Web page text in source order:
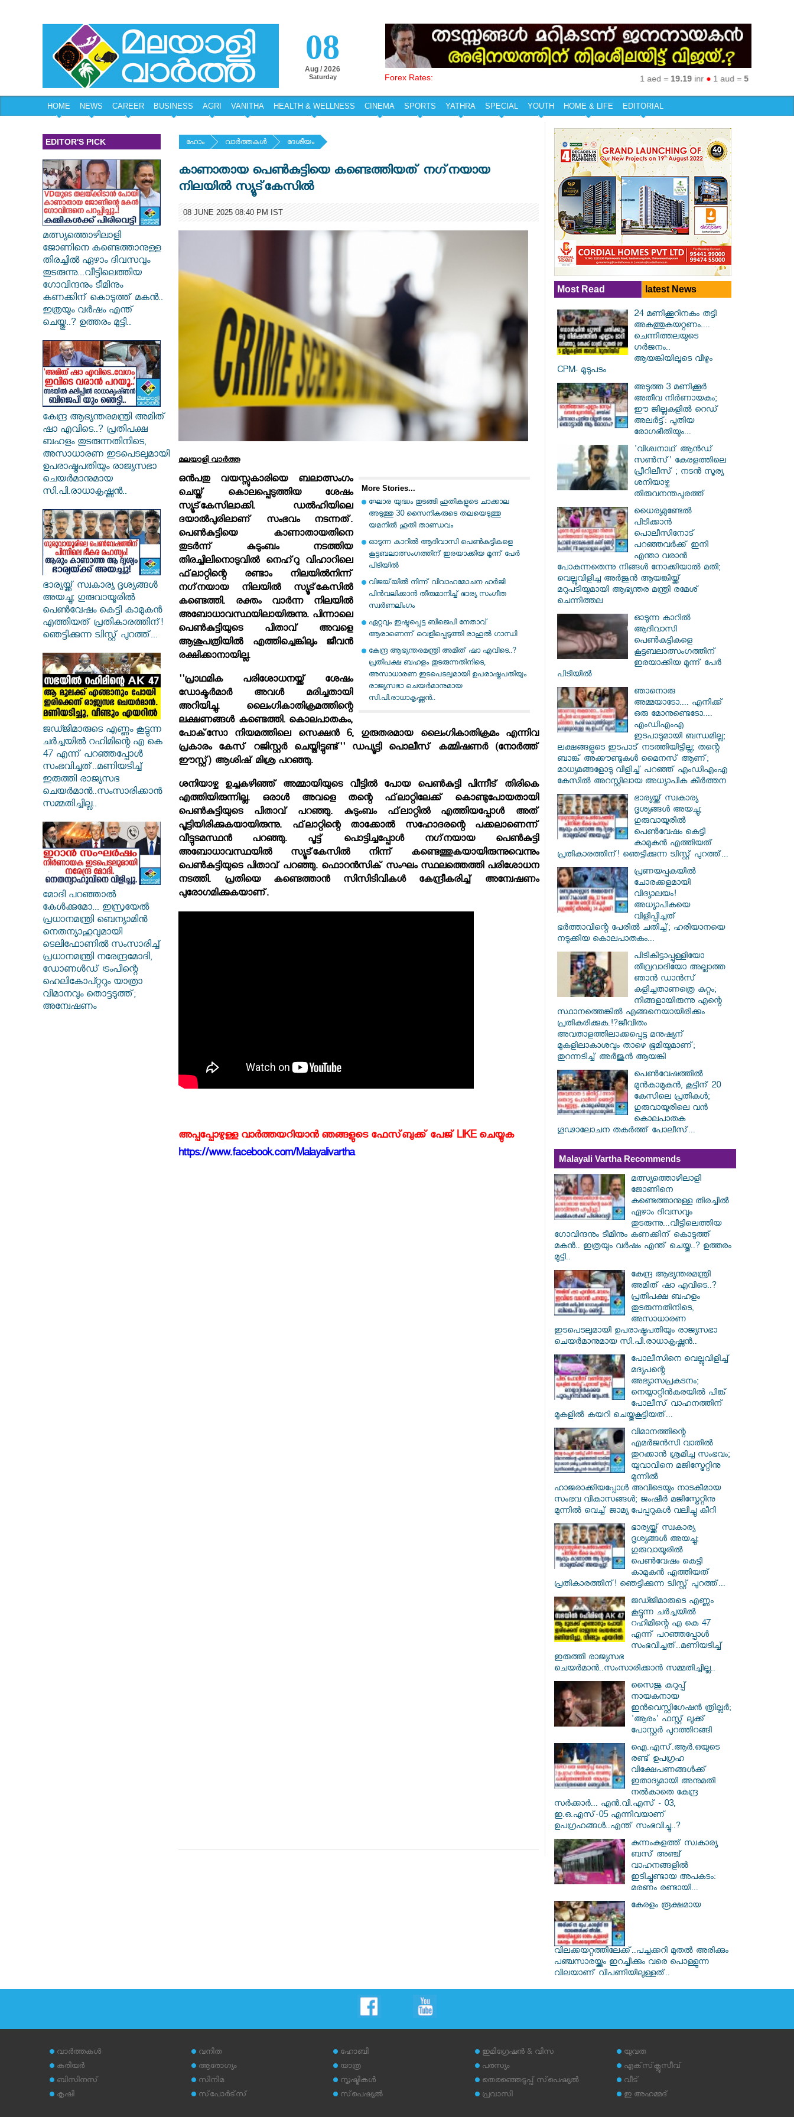
08
Aug / 2026
Saturday Forex Rates: 1 aed =19.19inr ●1 aud =50.27
HOME NEWS CAREER BUSINESS AGRI VANITHA HEALTH & WELLNESS CINEMA SPORTS YATHRA SPECIAL YOUTH HOME & LIFE EDITORIAL
EDITOR'S PICK
മത്സ്യത്തൊഴിലാളി
ജോണിനെ കണ്ടെത്താനുള്ള
തിരച്ചിൽ ഏഴാം ദിവസവും
തുടരുന്നു...വീട്ടിലെത്തിയ
ഗോവിന്ദനും ടീമിനും
കണക്കിന് കൊടുത്ത് മകൻ..
ഇത്രയും വർഷം എന്ത്
ചെയ്തു..? ഉത്തരം മുട്ടി..
കേന്ദ്ര ആഭ്യന്തരമന്ത്രി അമിത്
ഷാ എവിടെ..? പ്രതിപക്ഷ
ബഹളം തുടരുന്നതിനിടെ,
അസാധാരണ ഇടപെടലുമായി
ഉപരാഷ്ട്രപതിയും രാജ്യസഭാ
ചെയർമാനുമായ
സി.പി.രാധാകൃഷ്ണൻ..
ഭാര്യയ്ക്ക് സ്വകാര്യ ദൃശ്യങ്ങൾ
അയച്ചു; ഗുരുവായൂരിൽ
പെൺവേഷം കെട്ടി കാമുകൻ
എത്തിയത് പ്രതികാരത്തിന്!
ഞെട്ടിക്കുന്ന ട്വിസ്റ്റ് പുറത്ത്...
ജഡ്ജിമാരുടെ എണ്ണം കൂട്ടുന്ന
ചർച്ചയിൽ റഹിമിന്റെ എ കെ
47 എന്ന് പറഞ്ഞപ്പോൾ
സംഭവിച്ചത്..മണിയടിച്ച്
ഇരുത്തി രാജ്യസഭ
ചെയർമാൻ..സംസാരിക്കാൻ
സമ്മതിച്ചില്ല..
മോദി പറഞ്ഞാൽ
കേൾക്കുമോ... ഇസ്രയേൽ
പ്രധാനമന്ത്രി ബെന്യാമിൻ
നെതന്യാഹുവുമായി
ടെലിഫോണിൽ സംസാരിച്ച്
പ്രധാനമന്ത്രി നരേന്ദ്രമോദി,
ഡോണൾഡ് ട്രംപിന്റെ
ഹെലികോപ്റ്ററും യാത്രാ
വിമാനവും തൊട്ടടുത്ത്;
അന്വേഷണം
ഹോം വാര്‍ത്തകള്‍ ദേശീയം
കാണാതായ പെണ്‍കുട്ടിയെ കണ്ടെത്തിയത് നഗ്‌നയായ
നിലയില്‍ സ്യൂട്‌കേസില്‍
08 JUNE 2025 08:40 PM IST
മലയാളി വാര്‍ത്ത
More Stories...
ഘോര യുദ്ധം തുടങ്ങി ഹൂതികളുടെ ചാക്കാല
അടുത്തു 30 സൈനികരുടെ തലയെടുത്തു
യമനിൽ ഹൂതി താണ്ഡവം
ഓടുന്ന കാറില്‍ ആദിവാസി പെണ്‍കുട്ടികളെ
കൂട്ടബലാത്സംഗത്തിന് ഇരയാക്കിയ മൂന്ന് പേര്‍
പിടിയില്‍
വിജയ്‌യില്‍ നിന്ന് വിവാഹമോചന ഹര്‍ജി
പിന്‍വലിക്കാന്‍ തീരുമാനിച്ച് ഭാര്യ സംഗീത
സ്വര്‍ണലിംഗം
ഏറ്റവും ഇഷ്ടപ്പെട്ട ബിജെപി നേതാവ്
ആരാണെന്ന് വെളിപ്പെടുത്തി രാഹുല്‍ ഗാന്ധി
കേന്ദ്ര ആഭ്യന്തരമന്ത്രി അമിത് ഷാ എവിടെ..?
പ്രതിപക്ഷ ബഹളം തുടരുന്നതിനിടെ,
അസാധാരണ ഇടപെടലുമായി ഉപരാഷ്ട്രപതിയും
രാജ്യസഭാ ചെയർമാനുമായ
സി.പി.രാധാകൃഷ്ണൻ..
ഒന്‍പതു വയസ്സുകാരിയെ ബലാത്സംഗം
ചെയ്ത് കൊലപ്പെടുത്തിയ ശേഷം
സ്യൂട്‌കേസിലാക്കി. ഡല്‍ഹിയിലെ
ദയാല്‍പുരിലാണ് സംഭവം നടന്നത്.
പെണ്‍കുട്ടിയെ കാണാതായതിനെ
തുടര്‍ന്ന് കുടുംബം നടത്തിയ
തിരച്ചിലിനൊടുവില്‍ നെഹ്‌റു വിഹാറിലെ
ഫ്‌ലാറ്റിന്റെ രണ്ടാം നിലയില്‍നിന്ന്
നഗ്‌നയായ നിലയില്‍ സ്യൂട്‌കേസില്‍
കണ്ടെത്തി. രക്തം വാര്‍ന്ന നിലയില്‍
അബോധാവസ്ഥയിലായിരുന്നു. പിന്നാലെ
പെണ്‍കുട്ടിയുടെ പിതാവ് അവളെ
ആശുപത്രിയില്‍ എത്തിച്ചെങ്കിലും ജീവന്‍
രക്ഷിക്കാനായില്ല.
''പ്രാഥമിക പരിശോധനയ്ക്ക് ശേഷം
ഡോക്ടര്‍മാര്‍ അവള്‍ മരിച്ചതായി
അറിയിച്ചു. ലൈംഗികാതിക്രമത്തിന്റെ
ലക്ഷണങ്ങള്‍ കണ്ടെത്തി. കൊലപാതകം,
പോക്‌സോ നിയമത്തിലെ സെക്ഷന്‍ 6, ഗുരുതരമായ ലൈംഗികാതിക്രമം എന്നിവ
പ്രകാരം കേസ് റജിസ്റ്റര്‍ ചെയ്തിട്ടുണ്ട്'' ഡപ്യൂട്ടി പൊലീസ് കമ്മിഷണര്‍ (നോര്‍ത്ത്
ഈസ്റ്റ്) ആശിഷ് മിശ്ര പറഞ്ഞു.
ശനിയാഴ്ച ഉച്ചകഴിഞ്ഞ് അമ്മായിയുടെ വീട്ടില്‍ പോയ പെണ്‍കുട്ടി പിന്നീട് തിരികെ
എത്തിയിരുന്നില്ല. ഒരാള്‍ അവളെ തന്റെ ഫ്‌ലാറ്റിലേക്ക് കൊണ്ടുപോയതായി
പെണ്‍കുട്ടിയുടെ പിതാവ് പറഞ്ഞു. കുടുംബം ഫ്‌ലാറ്റില്‍ എത്തിയപ്പോള്‍ അത്
പൂട്ടിയിരിക്കുകയായിരുന്നു. ഫ്‌ലാറ്റിന്റെ താക്കോല്‍ സഹോദരന്റെ പക്കലാണെന്ന്
വീട്ടുടമസ്ഥന്‍ പറഞ്ഞു. പൂട്ട് പൊട്ടിച്ചപ്പോള്‍ നഗ്‌നയായ പെണ്‍കുട്ടി
അബോധാവസ്ഥയില്‍ സ്യൂട്‌കേസില്‍ നിന്ന് കണ്ടെത്തുകയായിരുന്നുവെന്നും
പെണ്‍കുട്ടിയുടെ പിതാവ് പറഞ്ഞു. ഫൊറന്‍സിക് സംഘം സ്ഥലത്തെത്തി പരിശോധന
നടത്തി. പ്രതിയെ കണ്ടെത്താന്‍ സിസിടിവികള്‍ കേന്ദ്രീകരിച്ച് അന്വേഷണം
പുരോഗമിക്കുകയാണ്.
അപ്പപ്പോഴുള്ള വാര്‍ത്തയറിയാന്‍ ഞങ്ങളുടെ ഫേസ്‌ബുക്ക്‌ പേജ് LIKE ചെയ്യുക
https://www.facebook.com/Malayalivartha
Most Read latest News
24 മണിക്കൂറിനകം തട്ടി
അകത്തുകയറ്റണം....
ചെന്നിത്തലയുടെ
ഗർജനം..
ആയങ്കിയിലൂടെ വീഴും
CPM- മൂടുപടം
അടുത്ത 3 മണിക്കൂർ
അതീവ നിർണായകം;
ഈ ജില്ലകളിൽ റെഡ്
അലർട്ട്: പുതിയ
രോഗഭീതിയും...
'വിശ്വനാഥ് ആന്‍ഡ്
സണ്‍സ്' കേരളത്തിലെ
പ്രീറിലീസ് ; നടന്‍ സൂര്യ
ശനിയാഴ്ച
തിരുവനന്തപുരത്ത്
ധൈര്യമുണ്ടേൽ
പിടിക്കാൻ
പൊലീസിനോട്
പറഞ്ഞവർക്ക് ഇനി
എന്താ വരാൻ
പോകുന്നതെന്നു നിങ്ങൾ നോക്കിയാൽ മതി;
വെല്ലുവിളിച്ച അർജുൻ ആയങ്കിയ്ക്ക്
മറുപടിയുമായി ആഭ്യന്തര മന്ത്രി രമേശ്
ചെന്നിത്തല
ഓടുന്ന കാറില്‍
ആദിവാസി
പെണ്‍കുട്ടികളെ
കൂട്ടബലാത്സംഗത്തിന്
ഇരയാക്കിയ മൂന്ന് പേര്‍
പിടിയില്‍
ഞാനൊരു
അമ്മയാടോ.... എനിക്ക്
ഒരു മോനുണ്ടെടോ....
എംഡിഎംഎ
ഇടപാടുമായി ബന്ധമില്ല;
ലക്ഷങ്ങളുടെ ഇടപാട് നടത്തിയിട്ടില്ല; തന്റെ
ബാങ്ക് അക്കൗണ്ടുകൾ മൈനസ് ആണ്;
മാധ്യമങ്ങളോടു വിളിച്ച് പറഞ്ഞ് എംഡിഎംഎ
കേസിൽ അറസ്റ്റിലായ അധ്യാപിക കീർത്തന
ഭാര്യയ്ക്ക് സ്വകാര്യ
ദൃശ്യങ്ങൾ അയച്ചു;
ഗുരുവായൂരിൽ
പെൺവേഷം കെട്ടി
കാമുകൻ എത്തിയത്
പ്രതികാരത്തിന്! ഞെട്ടിക്കുന്ന ട്വിസ്റ്റ് പുറത്ത്...
പ്രണയപ്പകയിൽ
ചോരക്കളമായി
വിദ്യാലയം!
അധ്യാപികയെ
വിളിപ്പിച്ചത്
ഭർത്താവിന്റെ പേരിൽ ചതിച്ച്; ഹരിയാനയെ
നടുക്കിയ കൊലപാതകം...
പിടികിട്ടാപ്പുള്ളിയോ
തീവ്രവാദിയോ അല്ലാത്ത
ഞാൻ ഡാൻസ്
കളിച്ചതാണത്രെ കുറ്റം;
നിങ്ങളായിരുന്നു എന്റെ
സ്ഥാനത്തെങ്കിൽ എങ്ങനെയായിരിക്കും
പ്രതികരിക്കുക.!?ജീവിതം
അവതാളത്തിലാക്കപ്പെട്ട മനുഷ്യന്
മുകളിലാകാശവും താഴെ ഭൂമിയുമാണ്;
തുറന്നടിച്ച് അർജുൻ ആയങ്കി
പെൺവേഷത്തിൽ
മുൻകാമുകൻ, കൂട്ടിന് 20
കേസിലെ പ്രതികൾ;
ഗുരുവായൂരിലെ വൻ
കൊലപാതക
ഗൂഢാലോചന തകർത്ത് പോലീസ്...
Malayali Vartha Recommends
മത്സ്യത്തൊഴിലാളി
ജോണിനെ
കണ്ടെത്താനുള്ള തിരച്ചിൽ
ഏഴാം ദിവസവും
തുടരുന്നു...വീട്ടിലെത്തിയ
ഗോവിന്ദനും ടീമിനും കണക്കിന് കൊടുത്ത്
മകൻ.. ഇത്രയും വർഷം എന്ത് ചെയ്തു..? ഉത്തരം
മുട്ടി..
കേന്ദ്ര ആഭ്യന്തരമന്ത്രി
അമിത് ഷാ എവിടെ..?
പ്രതിപക്ഷ ബഹളം
തുടരുന്നതിനിടെ,
അസാധാരണ
ഇടപെടലുമായി ഉപരാഷ്ട്രപതിയും രാജ്യസഭാ
ചെയർമാനുമായ സി.പി.രാധാകൃഷ്ണൻ..
പോലീസിനെ വെല്ലുവിളിച്ച്
മദ്യപന്റെ
അഭ്യാസപ്രകടനം;
നെയ്യാറ്റിൻകരയിൽ പിങ്ക്
പോലീസ് വാഹനത്തിന്
മുകളിൽ കയറി ചെയ്തുകൂട്ടിയത്...
വിമാനത്തിന്റെ
എമർജൻസി വാതിൽ
തുറക്കാൻ ശ്രമിച്ച സംഭവം;
യുവാവിനെ മജിസ്ട്രേറ്റിനു
മുന്നിൽ
ഹാജരാക്കിയപ്പോൾ അവിടെയും നാടകീമായ
സംഭവ വികാസങ്ങൾ; ജംഷീർ മജിസ്ട്രേറ്റിനു
മുന്നിൽ വെച്ച് ജാമ്യ പേപ്പറുകൾ വലിച്ചു കീറി
ഭാര്യയ്ക്ക് സ്വകാര്യ
ദൃശ്യങ്ങൾ അയച്ചു;
ഗുരുവായൂരിൽ
പെൺവേഷം കെട്ടി
കാമുകൻ എത്തിയത്
പ്രതികാരത്തിന്! ഞെട്ടിക്കുന്ന ട്വിസ്റ്റ് പുറത്ത്...
ജഡ്ജിമാരുടെ എണ്ണം
കൂട്ടുന്ന ചർച്ചയിൽ
റഹിമിന്റെ എ കെ 47
എന്ന് പറഞ്ഞപ്പോൾ
സംഭവിച്ചത്..മണിയടിച്ച്
ഇരുത്തി രാജ്യസഭ
ചെയർമാൻ..സംസാരിക്കാൻ സമ്മതിച്ചില്ല..
സൈജു കുറുപ്പ്
നായകനായ
ഇൻവെസ്റ്റിഗേഷൻ ത്രില്ലർ;
'ആരം' ഫസ്റ്റ് ലുക്ക്
പോസ്റ്റർ പുറത്തിറങ്ങി
ഐ.എസ്.ആർ.ഒയുടെ
രണ്ട് ഉപഗ്രഹ
വിക്ഷേപണങ്ങൾക്ക്
ഇതാദ്യമായി അനുമതി
നൽകാതെ കേന്ദ്ര
സർക്കാർ... എൻ.വി.എസ് - 03,
ഇ.ഒ.എസ്-05 എന്നിവയാണ്
ഉപഗ്രഹങ്ങൾ..എന്ത് സംഭവിച്ചു..?
കുന്നംകുളത്ത് സ്വകാര്യ
ബസ് അഞ്ച്
വാഹനങ്ങളിൽ
ഇടിച്ചുണ്ടായ അപകടം:
മരണം രണ്ടായി...
കേരളം രൂക്ഷമായ
വിലക്കയറ്റത്തിലേക്ക്..പച്ചക്കറി മുതൽ അരിക്കും
പഞ്ചസാരയ്ക്കും ഇറച്ചിക്കും വരെ പൊള്ളുന്ന
വിലയാണ് വിപണിയിലുള്ളത്..
വാര്‍ത്തകള്‍
കരിയര്‍
ബിസിനസ്
കൃഷി
വനിത
ആരോഗ്യം
സിനിമ
സ്‌പോര്‍ട്‌സ്
ഹോബി
യാത്ര
സൃഷ്ടികള്‍
സ്‌പെഷ്യല്‍
ഇമിഗ്രേഷന്‍ & വിസ
പരസ്യം
തെരഞ്ഞെടുപ്പ് സ്‌പെഷ്യല്‍
പ്രവാസി
യുവത
എക്‌സ്‌ക്ലൂസീവ്
വീട്
ഇ അഹമ്മദ്‌